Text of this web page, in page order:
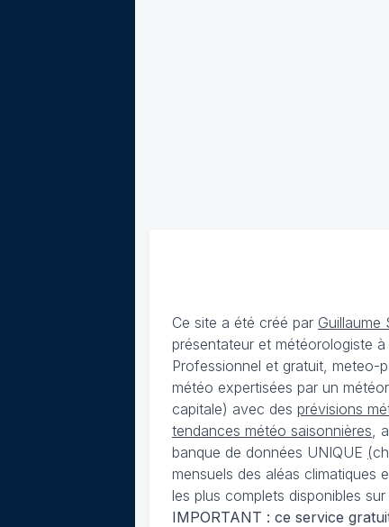
Ce site a été créé par Guillaume
présentateur et météorologiste
Professionnel et gratuit, meteo-
météo expertisées par un
capitale) avec des prévisions
tendances météo saisonnières ,
banque de données UNIQUE (
mensuels des aléas climatiques
les plus complets disponibles sur
IMPORTANT : ce service